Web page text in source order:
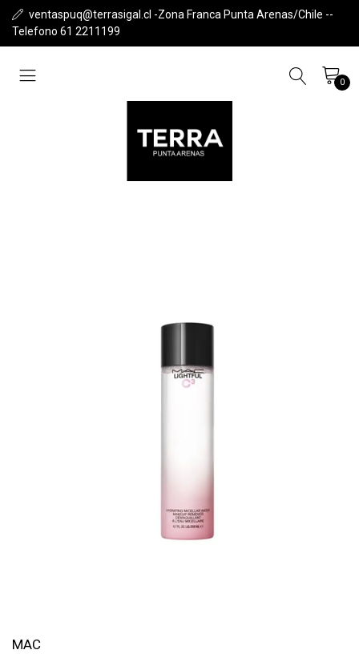
ventaspuq@terrasigal.cl -Zona Franca Punta Arenas/Chile --
Telefono 61 2211199
0
MAC